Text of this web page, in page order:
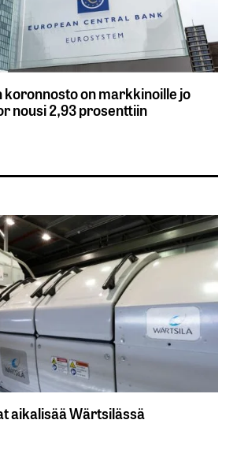
koronnosto on markkinoille jo
nousi 2,93 prosenttiin
aikalisää Wärtsilässä